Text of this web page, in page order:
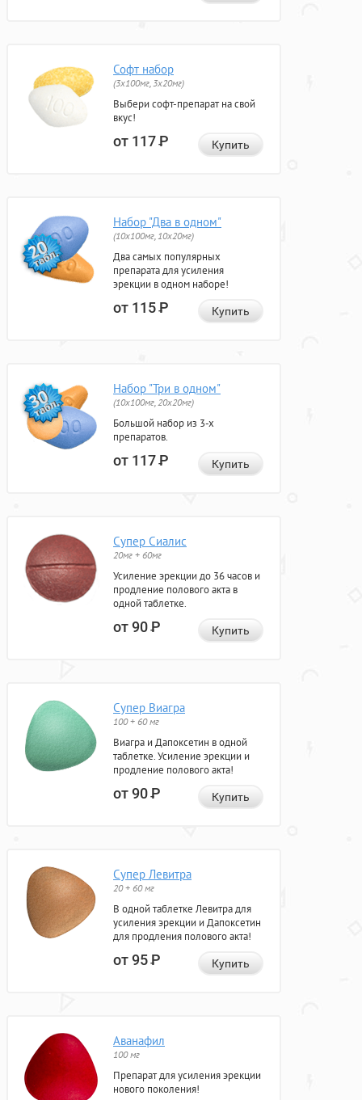
Софт набор
(3x100мг, 3x20мг)
Выбери софт-препарат на свой
вкус!
от 117Р Купить
Набор "Два в одном"
(10x100мг, 10x20мг)
Два самых популярных
препарата для усиления
эрекции в одном наборе!
от 115Р Купить
Набор "Три в одном"
(10x100мг, 20x20мг)
Большой набор из 3-х
препаратов.
от 117Р Купить
Супер Сиалис
20мг + 60мг
Усиление эрекции до 36 часов и
продление полового акта в
одной таблетке.
от 90Р Купить
Супер Виагра
100 + 60 мг
Виагра и Дапоксетин в одной
таблетке. Усиление эрекции и
продление полового акта!
от 90Р Купить
Супер Левитра
20 + 60 мг
В одной таблетке Левитра для
усиления эрекции и Дапоксетин
для продления полового акта!
от 95Р Купить
Аванафил
100 мг
Препарат для усиления эрекции
нового поколения!